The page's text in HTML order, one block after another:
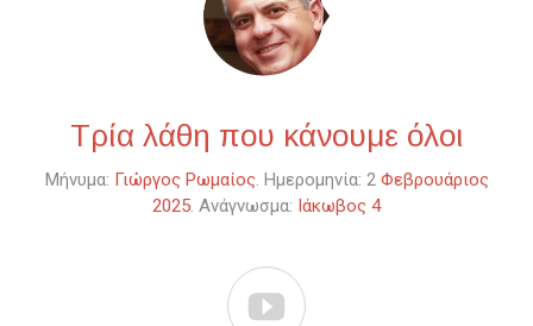
Τρία λάθη που κάνουμε όλοι
Μήνυμα: Γιώργος Ρωμαίος . Ημερομηνία: 2 Φεβρουάριος
2025 . Ανάγνωσμα: Ιάκωβος 4
